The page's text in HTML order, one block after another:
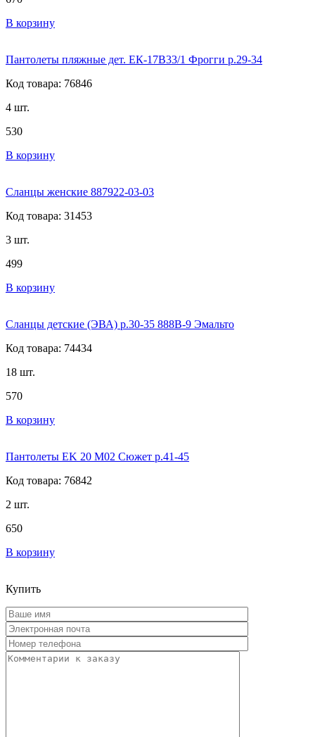
В корзину
Пантолеты пляжные дет. ЕК-17В33/1 Фрогги р.29-34
Код товара: 76846
4 шт.
530
В корзину
Сланцы женские 887922-03-03
Код товара: 31453
3 шт.
499
В корзину
Сланцы детские (ЭВА) р.30-35 888В-9 Эмальто
Код товара: 74434
18 шт.
570
В корзину
Пантолеты EK 20 М02 Сюжет р.41-45
Код товара: 76842
2 шт.
650
В корзину
Купить